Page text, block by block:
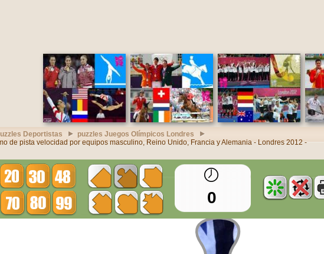
Deportistas
puzzles Juegos Olímpicos Londres
de pista velocidad por equipos masculino, Reino Unido, Francia y Alemania - Londres 2012 -
0